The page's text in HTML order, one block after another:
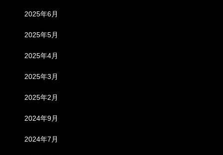
2025年6月
2025年5月
2025年4月
2025年3月
2025年2月
2024年9月
2024年7月